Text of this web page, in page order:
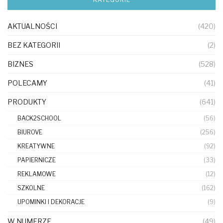
AKTUALNOŚCI (420)
BEZ KATEGORII (2)
BIZNES (528)
POLECAMY (41)
PRODUKTY (641)
BACK2SCHOOL
(56)
BIUROVE
(256)
KREATYWNE
(92)
PAPIERNICZE
(33)
REKLAMOWE
(12)
SZKOLNE
(162)
UPOMINKI I DEKORACJE
(9)
W NUMERZE (49)